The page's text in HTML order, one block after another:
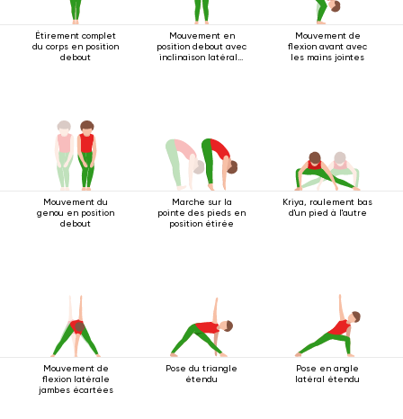
Étirement complet
du corps en position
debout
Mouvement en
position debout avec
inclinaison latérale
Mouvement de
flexion avant avec
les mains jointes
Mouvement du
genou en position
debout
Marche sur la
pointe des pieds en
position étirée
Kriya, roulement bas
d'un pied à l'autre
Mouvement de
flexion latérale
jambes écartées
Pose du triangle
étendu
Pose en angle
latéral étendu